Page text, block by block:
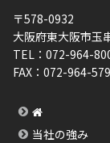
〒578-0932
大阪府東大阪市玉
TEL： 072-964-
FAX： 072-964-
当社の強み